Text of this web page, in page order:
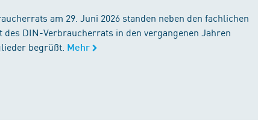
am 29. Juni 2026 standen neben den fachlichen
DIN-Verbraucherrats in den vergangenen Jahren
begrüßt. Mehr